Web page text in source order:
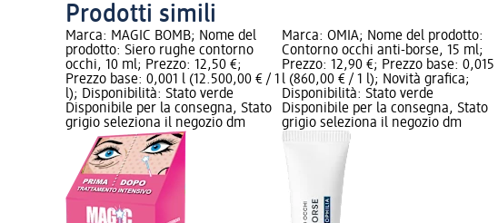
Prodotti simili
Marca: MAGIC BOMB; Nome del
prodotto: Siero rughe contorno
occhi, 10 ml; Prezzo: 12,50 €;
Prezzo base: 0,001 l (12.500,00 € / 1
l); Disponibilità: Stato verde
Disponibile per la consegna, Stato
grigio seleziona il negozio dm
Marca: OMIA; Nome del prodotto:
Contorno occhi anti-borse, 15 ml;
Prezzo: 12,90 €; Prezzo base: 0,015
l (860,00 € / 1 l); Novità grafica;
Disponibilità: Stato verde
Disponibile per la consegna, Stato
grigio seleziona il negozio dm